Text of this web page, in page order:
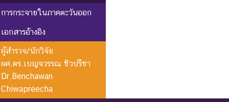
การกระจายในภาคตะวันออก
เอกสารอ้างอิง
ผู้สำรวจ/นักวิจัย
ผศ.ดร.เบญจวรรณ ชิวปรีชา
Dr.Benchawan
Chiwapreecha